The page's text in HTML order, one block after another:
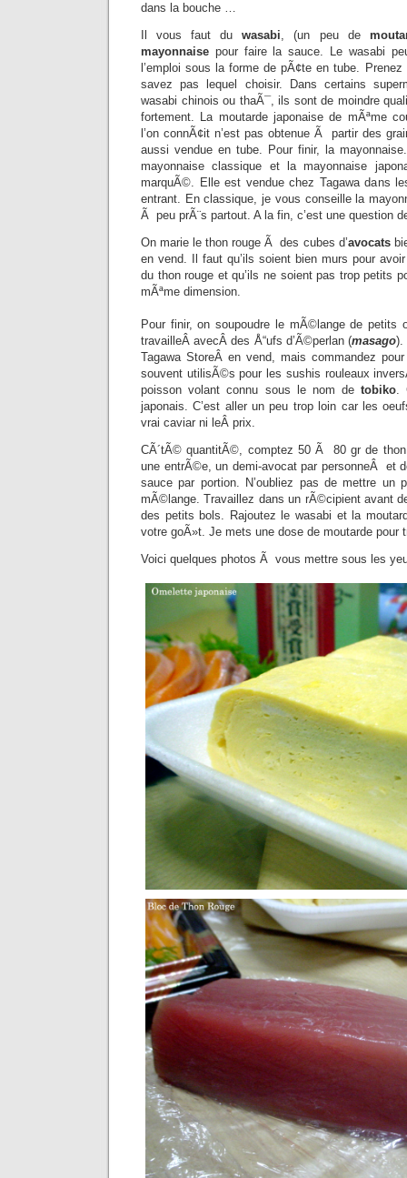
dans la bouche …
Il vous faut duwasabi , (un peu de
mayonnaise pour faire la sauce. Le wasabi
l’emploi sous la forme de pÃ¢te en tube.
savez pas lequel choisir. Dans certains
wasabi chinois ou thaÃ¯, ils sont de moindre
fortement. La moutarde japonaise de mÃªme
l’on connÃ¢it n’est pas obtenue Ã partir des
aussi vendue en tube. Pour finir, la
mayonnaise classique et la mayonnaise
marquÃ©. Elle est vendue chez Tagawa dans
entrant. En classique, je vous conseille la
Ã peu prÃ¨s partout. A la fin, c’est une question
On marie le thon rouge Ã des cubes d’avocats
en vend. Il faut qu’ils soient bien murs pour
du thon rouge et qu’ils ne soient pas trop petits
mÃªme dimension.
Pour finir, on soupoudre le mÃ©lange de petits
travailleÂ avecÂ des Å“ufs d’Ã©perlan (masago).
Tagawa StoreÂ en vend, mais commandez
souvent utilisÃ©s pour les sushis rouleaux
poisson volant connu sous le nom detobiko
japonais. C’est aller un peu trop loin car les
vrai caviar ni leÂ prix.
CÃ´tÃ© quantitÃ©, comptez 50 Ã 80 gr de thon
une entrÃ©e, un demi-avocat par personneÂ et
sauce par portion. N’oubliez pas de mettre un
mÃ©lange. Travaillez dans un rÃ©cipient avant
des petits bols. Rajoutez le wasabi et la
votre goÃ»t. Je mets une dose de moutarde pour
Voici quelques photos Ã vous mettre sous les